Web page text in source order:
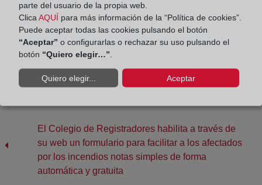
Compartir:
El Colegio de Registradores habilita a través de
su web un formulario para facilitar a los afectados
por los incendios notas simples de forma
automática y gratuita
parte del usuario de la propia web.
Clica AQUÍ para más información de la “Política de cookies”.
Puede aceptar todas las cookies pulsando el botón
“Aceptar” o configurarlas o rechazar su uso pulsando el
botón “Quiero elegir…”
Quiero elegir... Aceptar